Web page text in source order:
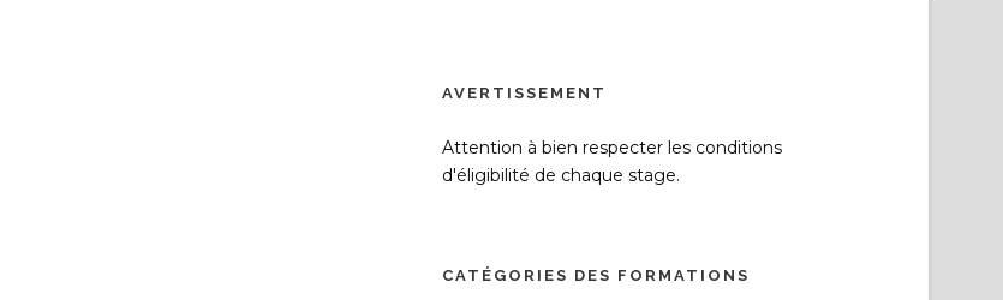
AVERTISSEMENT
Attention à bien respecter les conditions
d'éligibilité de chaque stage.
CATÉGORIES DES FORMATIONS